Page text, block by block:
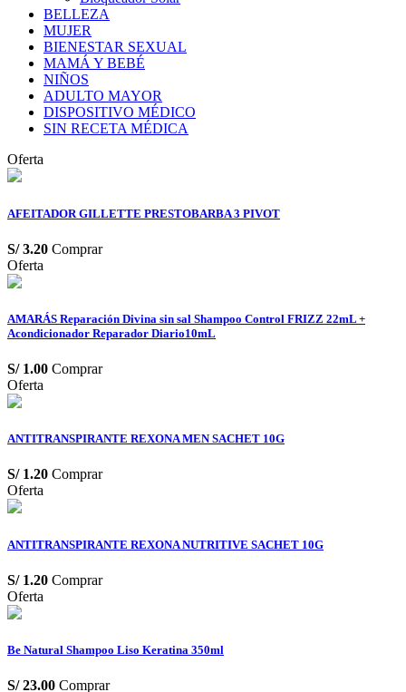
BELLEZA
MUJER
BIENESTAR SEXUAL
MAMÁ Y BEBÉ
NIÑOS
ADULTO MAYOR
DISPOSITIVO MÉDICO
SIN RECETA MÉDICA
Oferta
AFEITADOR GILLETTE PRESTOBARBA 3 PIVOT
S/3.20 Comprar
Oferta
AMARÁS Reparación Divina sin sal Shampoo Control FRIZZ 22mL +
Acondicionador Reparador Diario10mL
S/ 1.00 Comprar
Oferta
ANTITRANSPIRANTE REXONA MEN SACHET 10G
S/ 1.20 Comprar
Oferta
ANTITRANSPIRANTE REXONA NUTRITIVE SACHET 10G
S/ 1.20 Comprar
Oferta
Be Natural Shampoo Liso Keratina 350ml
S/23.00 Comprar